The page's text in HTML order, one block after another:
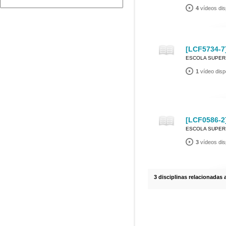
4 vídeos
[LCF5734-
ESCOLA
1 vídeo
[LCF0586-
ESCOLA
3 vídeos
3 disciplinas relacionadas